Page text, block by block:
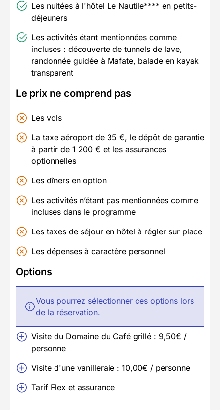
Les nuitées à l'hôtel Le Nautile**** en petits-
déjeuners
Les activités étant mentionnées comme
incluses : découverte de tunnels de lave,
randonnée guidée à Mafate, balade en kayak
transparent
Le prix ne comprend pas
Les vols
La taxe aéroport de 35 €, le dépôt de garantie
à partir de 1 200 € et les assurances
optionnelles
Les dîners en option
Les activités n’étant pas mentionnées comme
incluses dans le programme
Les taxes de séjour en hôtel à régler sur place
Les dépenses à caractère personnel
Options
Vous pourrez sélectionner ces options lors
de la réservation.
Visite du Domaine du Café grillé : 9,50€ /
personne
Visite d'une vanilleraie : 10,00€ / personne
Tarif Flex et assurance